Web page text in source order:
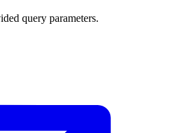
query parameters.